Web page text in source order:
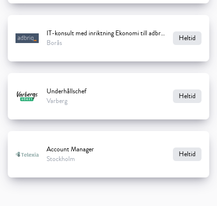
IT-konsult med inriktning Ekonomi till adbriq
Borås
Heltid
Underhållschef
Varberg
Heltid
Account Manager
Stockholm
Heltid